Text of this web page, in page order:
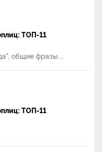
ТОП-11
общие фразы....
ТОП-11